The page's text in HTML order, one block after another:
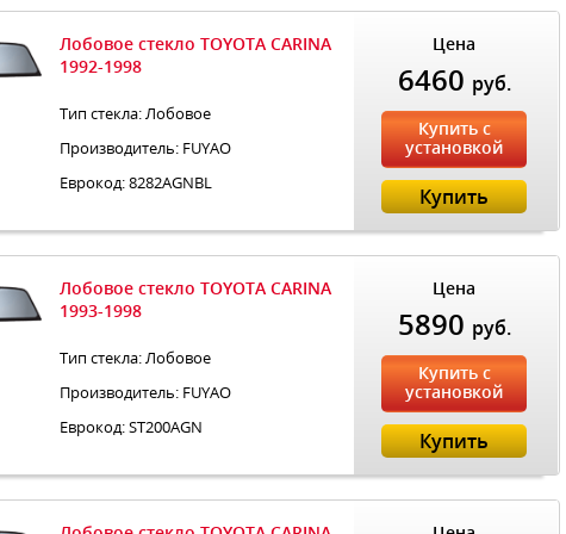
Лобовое стекло TOYOTA CARINA
1992-1998
Тип стекла: Лобовое
Производитель: FUYAO
Еврокод: 8282AGNBL
Цена
6460 руб.
Купить с
установкой
Купить
Лобовое стекло TOYOTA CARINA
1993-1998
Тип стекла: Лобовое
Производитель: FUYAO
Еврокод: ST200AGN
Цена
5890 руб.
Купить с
установкой
Купить